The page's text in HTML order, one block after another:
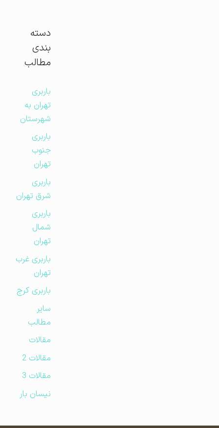
دسته
بندی
مطالب
باربری
تهران به
شهرستان
باربری
جنوب
تهران
باربری
شرق تهران
باربری
شمال
تهران
باربری غرب
تهران
باربری کرج
مطالب
مقالات
مقالات 2
مقالات 3
نیسان بار